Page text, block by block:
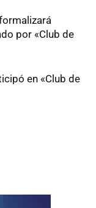
por «Club de
en «Club de